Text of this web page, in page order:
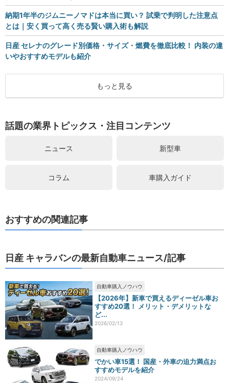
納期1年半のジムニーノマドは本当に買い？ 試乗で判明した注意点
とは｜安く買って高く売る賢い購入術も解説
日産 セレナのグレード別価格・サイズ・燃費を徹底比較！ 内装の違
いやおすすめモデルも紹介
もっと見る
話題の業界トピックス・注目コンテンツ
ニュース 新型車
コラム 車購入ガイド
おすすめの関連記事
日産 キャラバンの最新自動車ニュース/記事
自動車購入ノウハウ
【2026年】新車で買えるディーゼル車お
すすめ20選！ メリット・デメリットな
ど...
2026/02/13
自動車購入ノウハウ
でかい車15選！ 国産・外車の迫力満点お
すすめモデルを紹介
2024/09/24